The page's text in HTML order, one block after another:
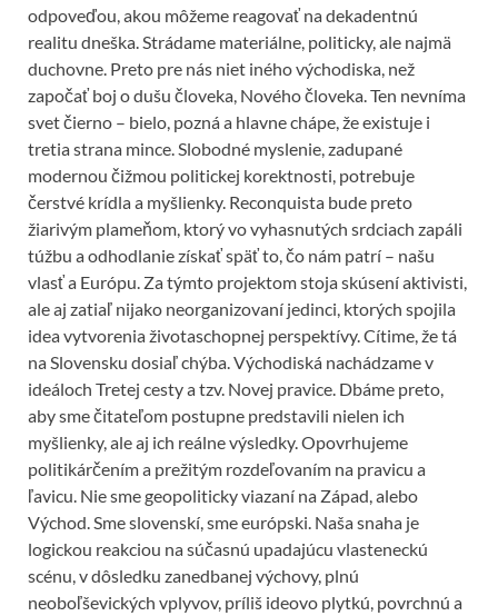
odpoveďou, akou môžeme reagovať na dekadentnú
realitu dneška. Strádame materiálne, politicky, ale najmä
duchovne. Preto pre nás niet iného východiska, než
započať boj o dušu človeka, Nového človeka. Ten nevníma
svet čierno – bielo, pozná a hlavne chápe, že existuje i
tretia strana mince. Slobodné myslenie, zadupané
modernou čižmou politickej korektnosti, potrebuje
čerstvé krídla a myšlienky. Reconquista bude preto
žiarivým plameňom, ktorý vo vyhasnutých srdciach zapáli
túžbu a odhodlanie získať späť to, čo nám patrí – našu
vlasť a Európu. Za týmto projektom stoja skúsení aktivisti,
ale aj zatiaľ nijako neorganizovaní jedinci, ktorých spojila
idea vytvorenia životaschopnej perspektívy. Cítime, že tá
na Slovensku dosiaľ chýba. Východiská nachádzame v
ideáloch Tretej cesty a tzv. Novej pravice. Dbáme preto,
aby sme čitateľom postupne predstavili nielen ich
myšlienky, ale aj ich reálne výsledky. Opovrhujeme
politikárčením a prežitým rozdeľovaním na pravicu a
ľavicu. Nie sme geopoliticky viazaní na Západ, alebo
Východ. Sme slovenskí, sme európski. Naša snaha je
logickou reakciou na súčasnú upadajúcu vlasteneckú
scénu, v dôsledku zanedbanej výchovy, plnú
neoboľševických vplyvov, príliš ideovo plytkú, povrchnú a